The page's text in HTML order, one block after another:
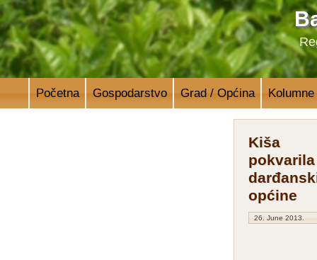
Početna Gospodarstvo Grad / Općina Kolumne
Kiša
pokvarila
općine
26. June 2013.